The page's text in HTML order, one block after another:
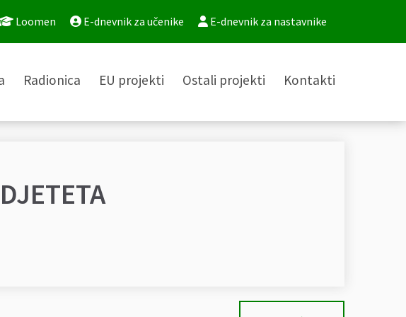
Loomen E-dnevnik za učenike E-dnevnik za nastavnike
Radionica EU projekti Ostali projekti Kontakti